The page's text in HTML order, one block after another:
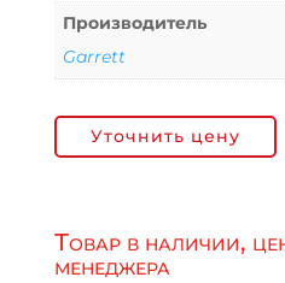
Производитель
Garrett
Уточнить цену
Товар в наличии,
менеджера